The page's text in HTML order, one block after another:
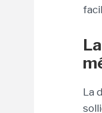
La